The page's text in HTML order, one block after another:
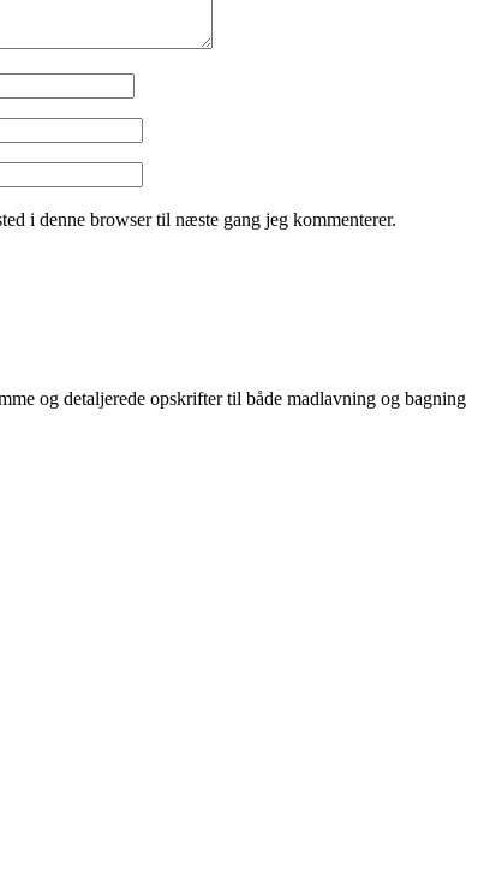
i denne browser til næste gang jeg kommenterer.
og detaljerede opskrifter til både madlavning og bagning